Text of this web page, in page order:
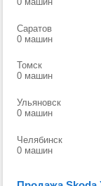
Саратов
0 машин
Томск
0 машин
Ульяновск
0 машин
Челябинск
0 машин